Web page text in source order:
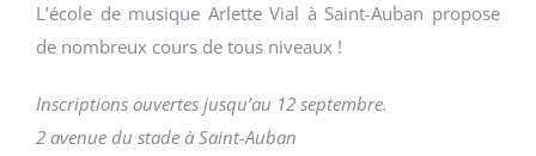
L’école de musique Arlette Vial à Saint-Auban propose
de nombreux cours de tous niveaux !
Inscriptions ouvertes jusqu’au 12 septembre.
2 avenue du stade à Saint-Auban